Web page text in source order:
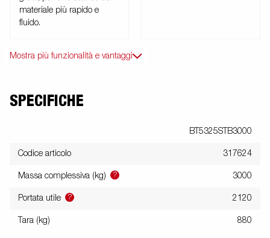
materiale più rapido e
fluido.
Mostra più funzionalità e vantaggi
SPECIFICHE
BT5325STB3000
Codice articolo 317624
Massa complessiva (kg) ? 3000
Portata utile ? 2120
Tara (kg) 880